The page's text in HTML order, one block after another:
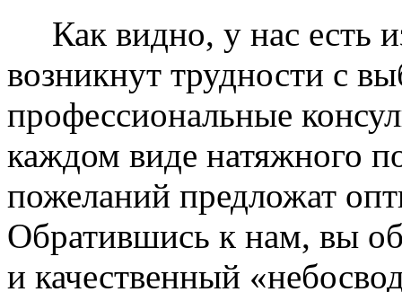
Как видно, у нас есть
возникнут трудности с
профессиональные
каждом виде натяжного
пожеланий предложат
Обратившись к нам, вы
и качественный